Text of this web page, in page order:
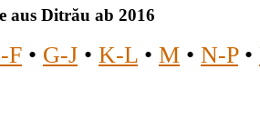
aus Ditrău ab 2016
F • G-J • K-L • M • N-P•